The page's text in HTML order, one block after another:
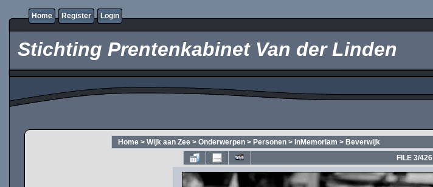
Home Register Login
Stichting Prentenkabinet Van der Linden
Home > Wijk aan Zee > Onderwerpen > Personen > InMemoriam > Beverwijk
FILE 3/426